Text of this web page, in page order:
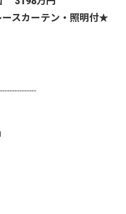
スカーテン・照明付★